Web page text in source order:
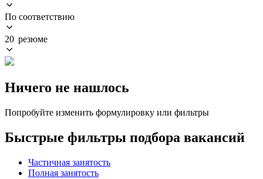
По соответствию
20 резюме
Ничего не нашлось
Попробуйте изменить формулировку или фильтры
Быстрые фильтры подбора вакансий
Частичная занятость
Полная занятость